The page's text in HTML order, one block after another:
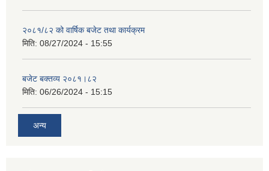
२०८१/८२ को वार्षिक बजेट तथा कार्यक्रम
मिति: 08/27/2024 - 15:55
बजेट बक्तव्य २०८१।८२
मिति: 06/26/2024 - 15:15
अन्य